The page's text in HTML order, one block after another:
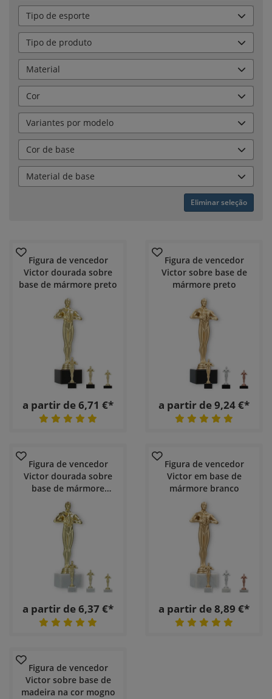
Tipo de esporte
Tipo de produto
Material
Cor
Variantes por modelo
Cor de base
Material de base
Eliminar seleção
Figura de vencedor
Victor dourada sobre
base de mármore preto
a partir de 6,71 €*
Figura de vencedor
Victor sobre base de
mármore preto
a partir de 9,24 €*
Figura de vencedor
Victor dourada sobre
base de mármore
branco
a partir de 6,37 €*
Figura de vencedor
Victor em base de
mármore branco
a partir de 8,89 €*
Figura de vencedor
Victor sobre base de
madeira na cor mogno